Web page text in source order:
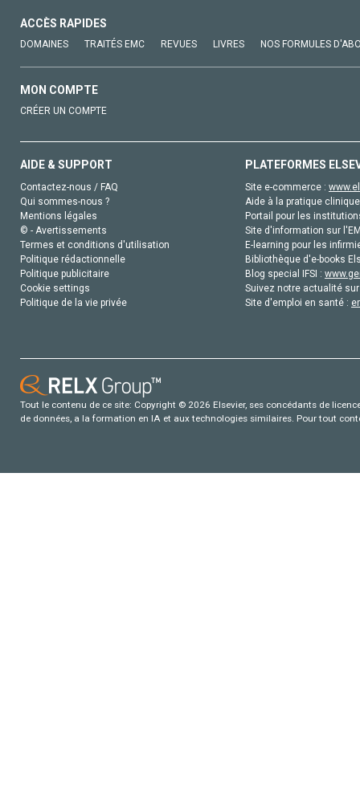
ACCÈS RAPIDES
DOMAINES TRAITÉS EMC REVUES LIVRES NOS FORMULES
MON COMPTE
CRÉER UN COMPTE
AIDE & SUPPORT
Contactez-nous / FAQ
Qui sommes-nous ?
Mentions légales
© - Avertissements
Termes et conditions d'utilisation
Politique rédactionnelle
Politique publicitaire
Cookie settings
Politique de la vie privée
PLATEFORMES
Site e-commerce :
Aide à la pratique
Portail pour les
Site d'information sur
E-learning pour les
Bibliothèque d'e-books
Blog special IFSI :
Suivez notre actualité
Site d'emploi en santé :
Tout le contenu de ce site: Copyright © 2026 Elsevier, ses concédants de
de données, a la formation en IA et aux technologies similaires. Pour tout